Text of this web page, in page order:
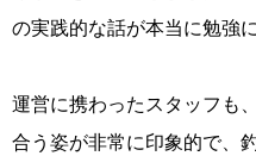
の実践的な話が本当に勉強
運営に携わったスタッフも
合う姿が非常に印象的で、